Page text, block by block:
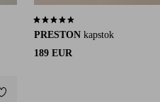
PRESTON kapstok
189 EUR
4,6 op basis van 8 beoordelingen
Toevoegen aan favorieten